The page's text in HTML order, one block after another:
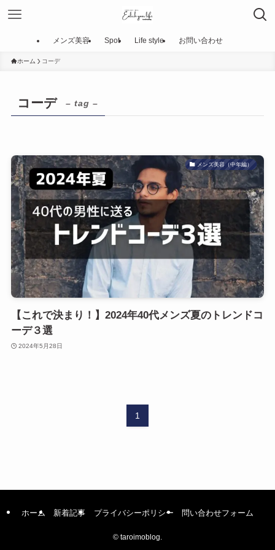
メンズ美容 Spot Life style お問い合わせ
ホーム コーデ
コーデ – tag –
メンズ美容（中年編）
【これで決まり！】2024年40代メンズ夏のトレンドコ
ーデ３選
2024年5月28日
1
ホーム 新着記事 プライバシーポリシー 問い合わせフォーム
© taroimoblog.